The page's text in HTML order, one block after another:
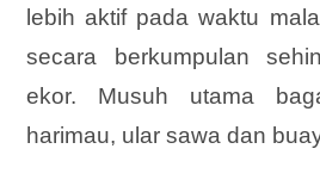
lebih aktif pada waktu
secara berkumpulan
ekor. Musuh utama
harimau, ular sawa dan